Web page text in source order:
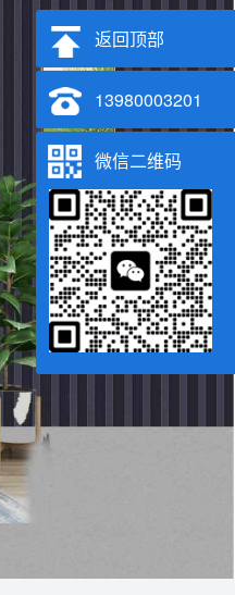
返回顶部
13980003201
微信二维码